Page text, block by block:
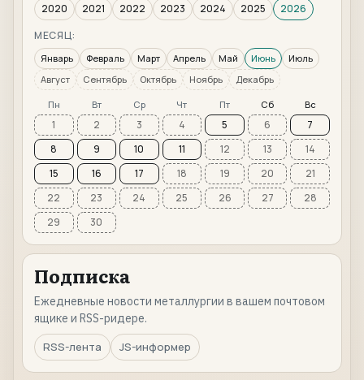
2020
2021 2022 2023 2024 2025
2026
МЕСЯЦ:
Январь Февраль Март Апрель Май Июнь
Июль
Август
Сентябрь Октябрь Ноябрь Декабрь
Пн Вт Ср Чт Пт Сб Вс
1 2 3 4 5 6
7
8
9 10 11 12 13
14
15
16 17 18 19 20
21
22
23 24 25 26 27
28
29
30
Подписка
Ежедневные новости металлургии в вашем почтовом
ящике и RSS-ридере.
RSS-лента
JS-информер